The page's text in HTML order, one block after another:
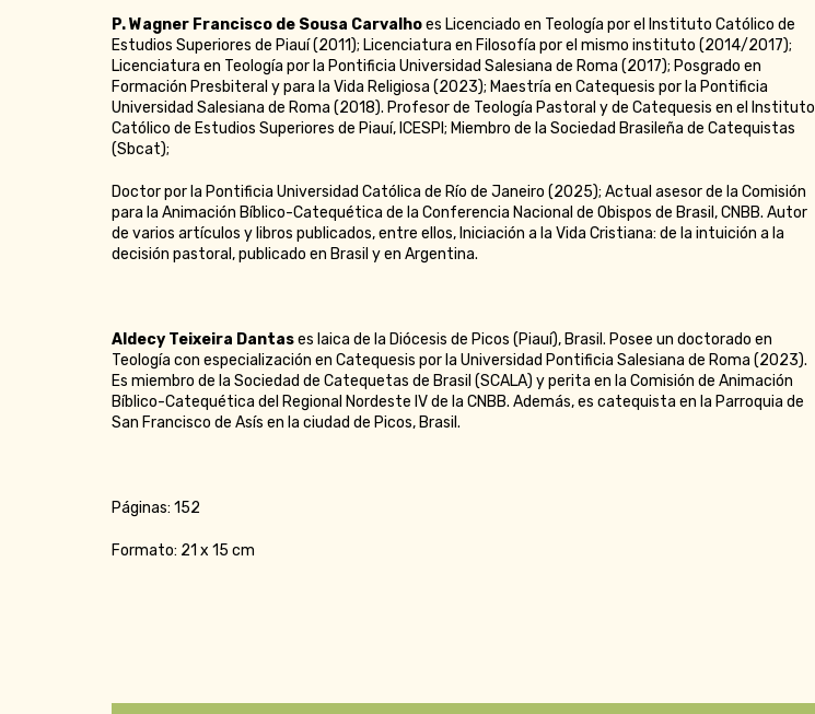
P. Wagner Francisco de Sousa Carvalhoes Licenciado en Teología por el Instituto Católico de
Estudios Superiores de Piauí (2011); Licenciatura en Filosofía por el mismo instituto (2014/2017);
Licenciatura en Teología por la Pontificia Universidad Salesiana de Roma (2017); Posgrado en
Formación Presbiteral y para la Vida Religiosa (2023); Maestría en Catequesis por la Pontificia
Universidad Salesiana de Roma (2018). Profesor de Teología Pastoral y de Catequesis en el Instituto
Católico de Estudios Superiores de Piauí, ICESPI; Miembro de la Sociedad Brasileña de Catequistas
(Sbcat);
Doctor por la Pontificia Universidad Católica de Río de Janeiro (2025); Actual asesor de la Comisión
para la Animación Bíblico-Catequética de la Conferencia Nacional de Obispos de Brasil, CNBB. Autor
de varios artículos y libros publicados, entre ellos, Iniciación a la Vida Cristiana: de la intuición a la
decisión pastoral, publicado en Brasil y en Argentina.
Aldecy Teixeira Dantases laica de la Diócesis de Picos (Piauí), Brasil. Posee un doctorado en
Teología con especialización en Catequesis por la Universidad Pontificia Salesiana de Roma (2023).
Es miembro de la Sociedad de Catequetas de Brasil (SCALA) y perita en la Comisión de Animación
Bíblico-Catequética del Regional Nordeste IV de la CNBB. Además, es catequista en la Parroquia de
San Francisco de Asís en la ciudad de Picos, Brasil.
Páginas: 152
Formato: 21 x 15 cm